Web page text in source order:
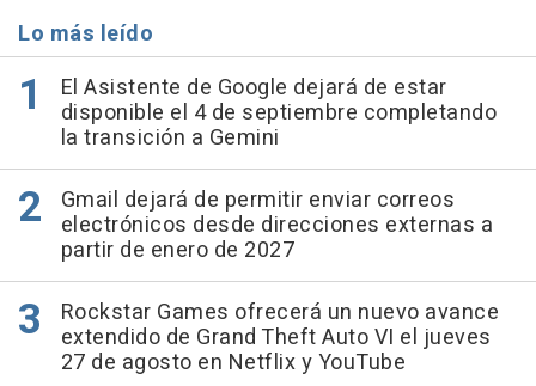
Lo más leído
El Asistente de Google dejará de estar
disponible el 4 de septiembre completando
la transición a Gemini
Gmail dejará de permitir enviar correos
electrónicos desde direcciones externas a
partir de enero de 2027
Rockstar Games ofrecerá un nuevo avance
extendido de Grand Theft Auto VI el jueves
27 de agosto en Netflix y YouTube